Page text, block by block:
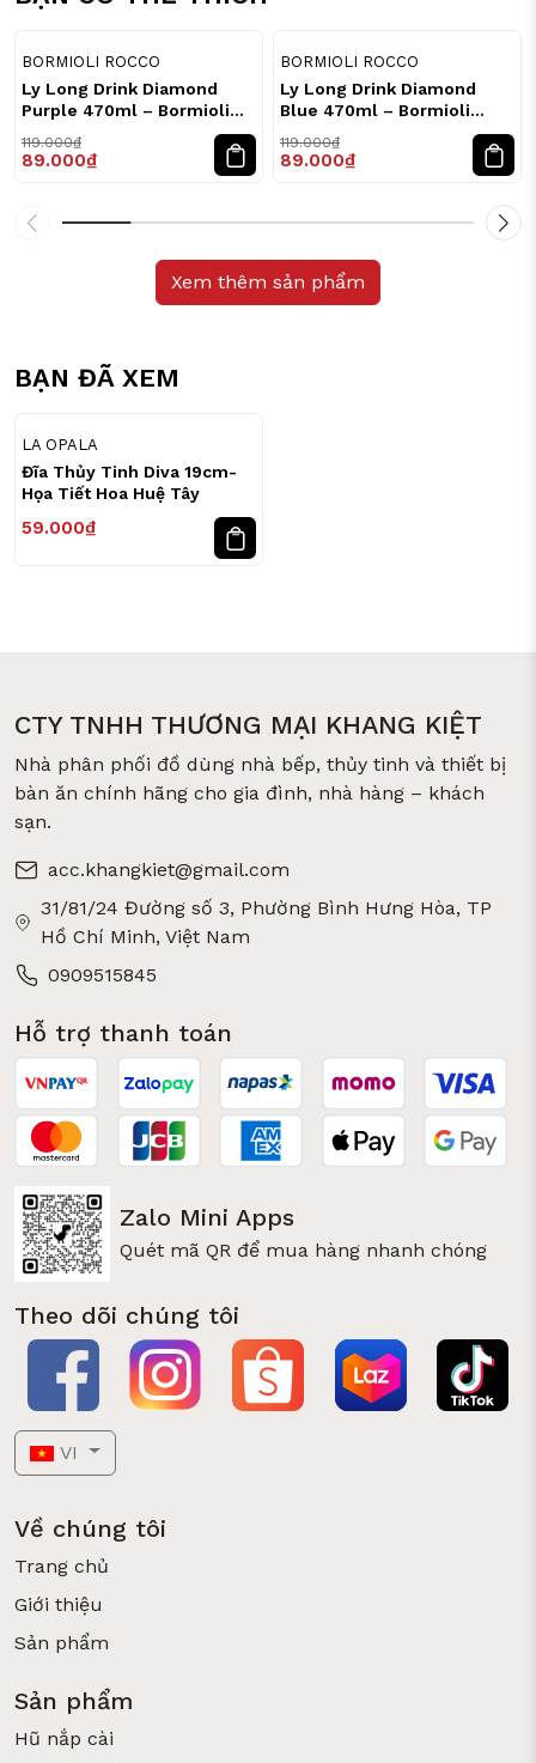
BORMIOLI ROCCO
Ly Long Drink Diamond
Purple 470ml – Bormioli
119.000₫
89.000₫
BORMIOLI ROCCO
Ly Long Drink Diamond
Blue 470ml – Bormioli
119.000₫
89.000₫
Xem thêm sản phẩm
BẠN ĐÃ XEM
LA OPALA
Đĩa Thủy Tinh Diva 19cm-
Họa Tiết Hoa Huệ Tây
59.000₫
CTY TNHH THƯƠNG MẠI KHANG KIỆT
Nhà phân phối đồ dùng nhà bếp, thủy tinh và thiết bị
bàn ăn chính hãng cho gia đình, nhà hàng – khách
sạn.
acc.khangkiet@gmail.com
31/81/24 Đường số 3, Phường Bình Hưng Hòa, TP
Hồ Chí Minh, Việt Nam
0909515845
Hỗ trợ thanh toán
Zalo Mini Apps
Quét mã QR để mua hàng nhanh chóng
Theo dõi chúng tôi
VI
Về chúng tôi
Trang chủ
Giới thiệu
Sản phẩm
Sản phẩm
Hũ nắp cài